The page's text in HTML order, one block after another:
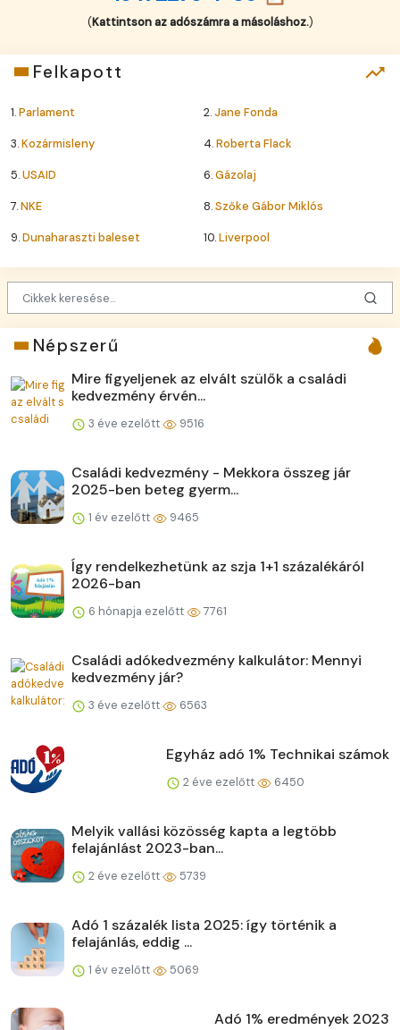
(Kattintson az adószámra a másoláshoz.)
Felkapott
1.Parlament 2.Jane Fonda
3.Kozármisleny 4.Roberta Flack
5.USAID 6.Gázolaj
7.NKE 8.Szőke Gábor Miklós
9.Dunaharaszti baleset 10.Liverpool
Népszerű
Mire figyeljenek az elvált szülők a családi
kedvezmény érvén...
3 éve ezelőtt 9516
Családi kedvezmény - Mekkora összeg jár
2025-ben beteg gyerm...
1 év ezelőtt 9465
Így rendelkezhetünk az szja 1+1 százalékáról
2026-ban
6 hónapja ezelőtt 7761
Családi adókedvezmény kalkulátor: Mennyi
kedvezmény jár?
3 éve ezelőtt 6563
Egyház adó 1% Technikai számok
2 éve ezelőtt 6450
Melyik vallási közösség kapta a legtöbb
felajánlást 2023-ban...
2 éve ezelőtt 5739
Adó 1 százalék lista 2025: így történik a
felajánlás, eddig ...
1 év ezelőtt 5069
Adó 1% eredmények 2023